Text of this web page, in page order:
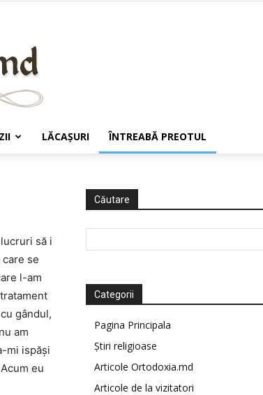
LĂCAŞURI ÎNTREABĂ PREOTUL
să i
se
l-am
gândul,
am
mi ispăși
eu
Căutare
Categorii
Pagina Principala
Știri religioase
Articole Ortodoxia.md
Articole de la vizitatori